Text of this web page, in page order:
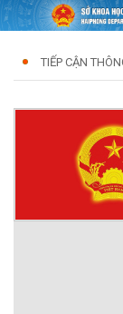
TIẾP CẬN